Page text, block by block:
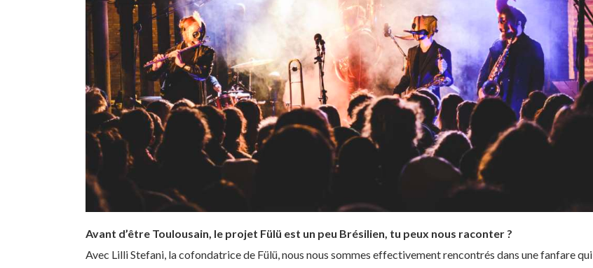
Avant d’être Toulousain, le projet Fülü est un peu Brésilien, tu peux nous raconter ?
Avec Lilli Stefani, la cofondatrice de Fülü, nous nous sommes effectivement rencontrés dans une fanfare qui